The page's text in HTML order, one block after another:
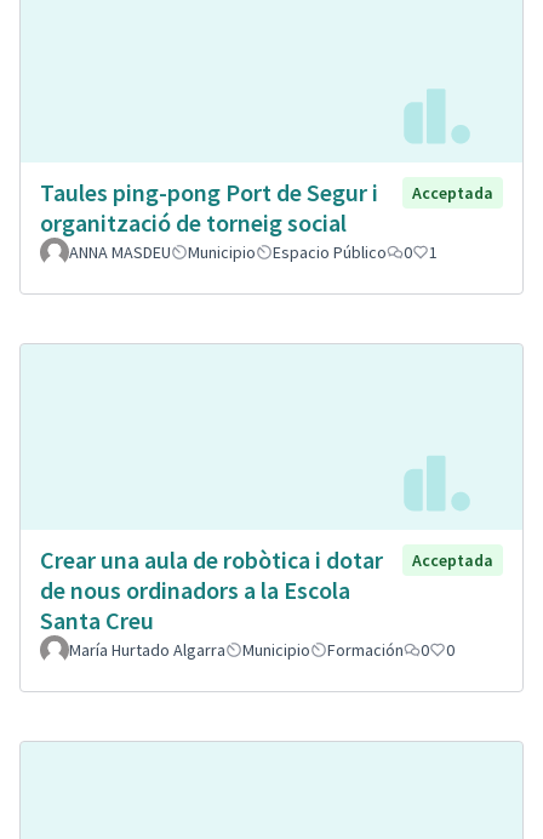
Taules ping-pong Port de Segur i
organització de torneig social
Acceptada
ANNA MASDEU Municipio Espacio Público 0 1
Crear una aula de robòtica i dotar
de nous ordinadors a la Escola
Santa Creu
Acceptada
María Hurtado Algarra Municipio Formación 0 0